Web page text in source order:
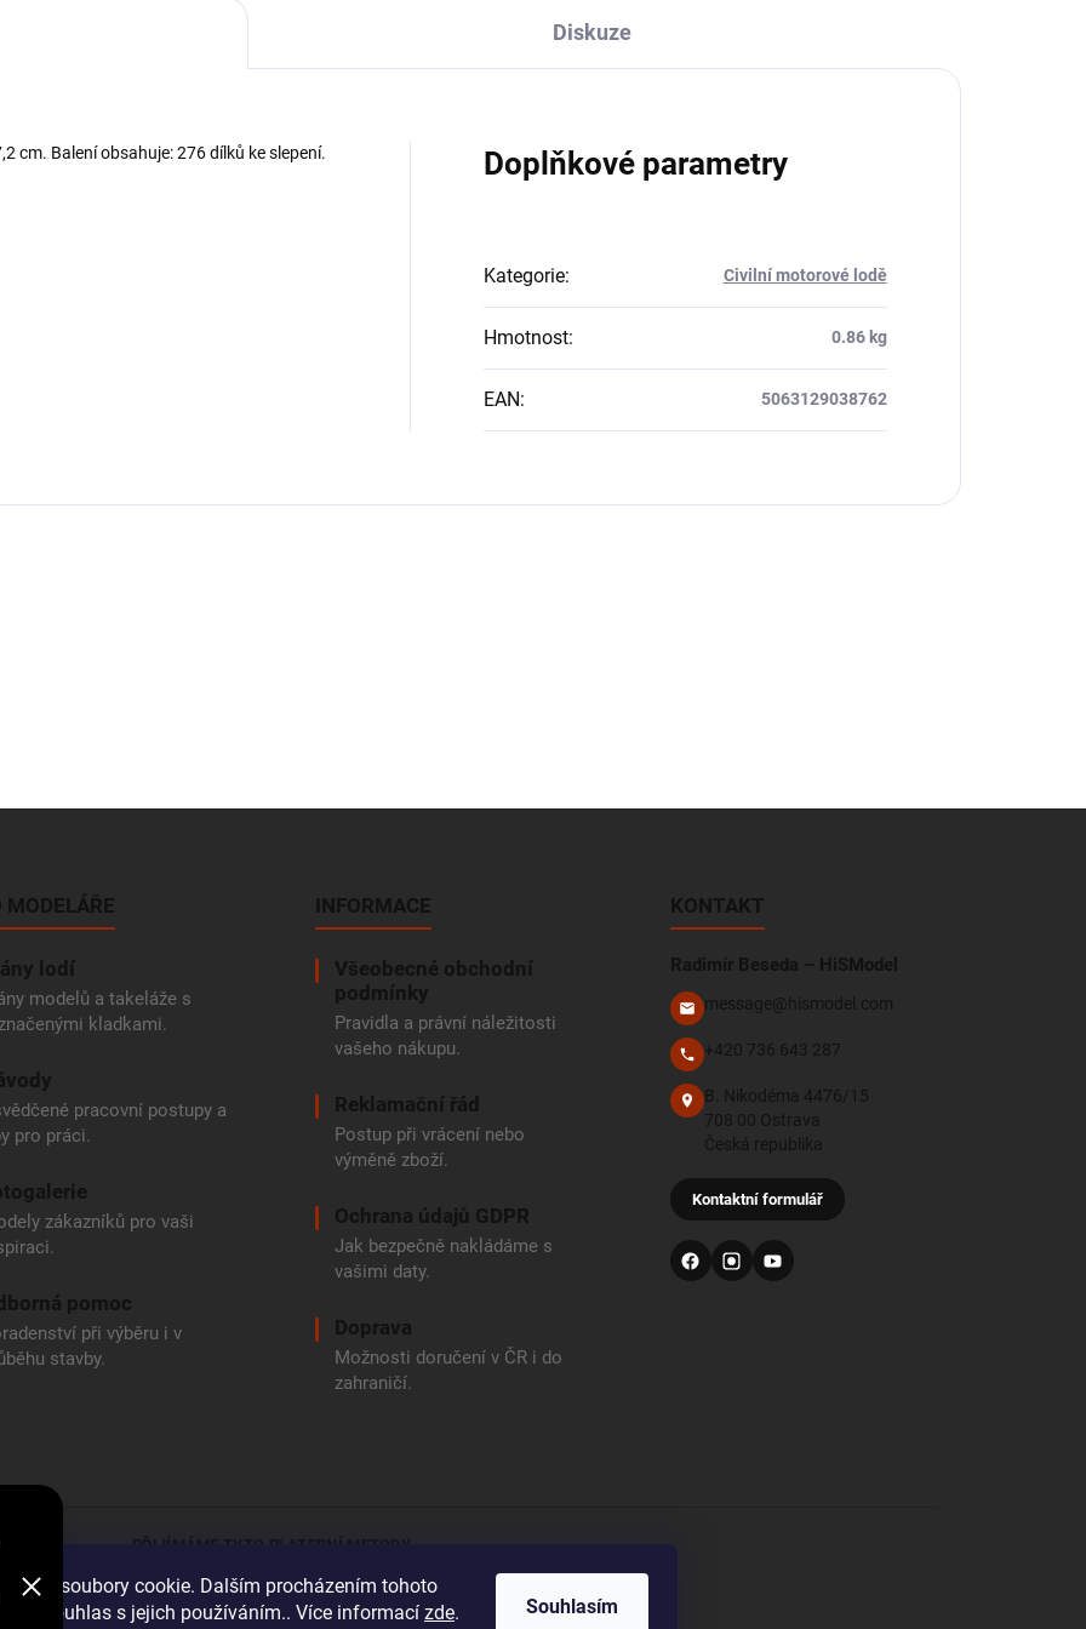
soubory cookie. Dalším procházením tohoto
souhlas s jejich používáním.. Více informací zde. Souhlasím
Diskuze
cm. Balení obsahuje: 276 dílků ke slepení. Doplňkové parametry
Kategorie: Civilní motorové lodě
Hmotnost: 0.86 kg
EAN: 5063129038762
MODELÁŘE
lodí
modelů a takeláže s
kladkami.
pracovní postupy a
pro práci.
zákazníků pro vaši
pomoc
při výběru i v
stavby.
INFORMACE
Všeobecné obchodní
podmínky
Pravidla a právní náležitosti
vašeho nákupu.
Reklamační řád
Postup při vrácení nebo
výměně zboží.
Ochrana údajů GDPR
Jak bezpečně nakládáme s
vašimi daty.
Doprava
Možnosti doručení v ČR i do
zahraničí.
KONTAKT
Radimír Beseda – HiSModel
message@hismodel.com
+420 736 643 287
B. Nikodéma 4476/15
708 00 Ostrava
Česká republika
Kontaktní formulář
PŘIJÍMÁME TYTO PLATEBNÍ METODY
Bankovní převod